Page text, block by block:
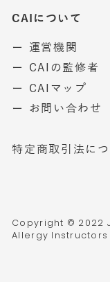
CAIについて
ー 運営機関
ー CAIの監修者
ー CAIマップ
ー お問い合わせ
特定商取引法に
Copyright © 2022
Allergy Instructors